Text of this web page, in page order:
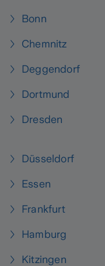
Bonn
Chemnitz
Deggendorf
Dortmund
Dresden
Düsseldorf
Essen
Frankfurt
Hamburg
Kitzingen